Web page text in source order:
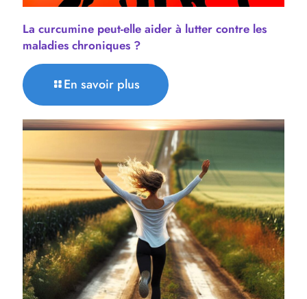
La curcumine peut-elle aider à lutter contre les
maladies chroniques ?
En savoir plus